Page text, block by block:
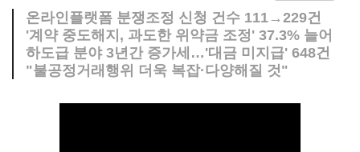
온라인플랫폼 분쟁조정 신청 건수 111→229건
'계약 중도해지, 과도한 위약금 조정' 37.3% 늘어
하도급 분야 3년간 증가세…'대금 미지급' 648건
"불공정거래행위 더욱 복잡·다양해질 것"